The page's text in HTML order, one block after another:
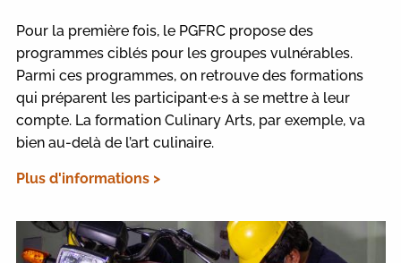
Pour la première fois, le PGFRC propose des
programmes ciblés pour les groupes vulnérables.
Parmi ces programmes, on retrouve des formations
qui préparent les participant·e·s à se mettre à leur
compte. La formation Culinary Arts, par exemple, va
bien au-delà de l’art culinaire.
Plus d'informations >